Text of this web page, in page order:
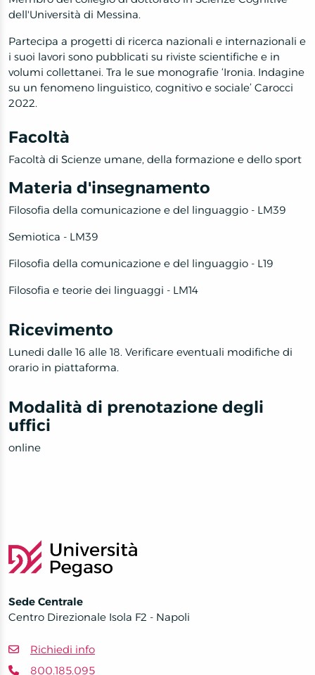
dell'Università di Messina.
Partecipa a progetti di ricerca nazionali e internazionali e
i suoi lavori sono pubblicati su riviste scientifiche e in
volumi collettanei. Tra le sue monografie ‘Ironia. Indagine
su un fenomeno linguistico, cognitivo e sociale’ Carocci
2022.
Facoltà
Facoltà di Scienze umane, della formazione e dello sport
Materia d'insegnamento
Filosofia della comunicazione e del linguaggio - LM39
Semiotica - LM39
Filosofia della comunicazione e del linguaggio - L19
Filosofia e teorie dei linguaggi - LM14
Ricevimento
Lunedi dalle 16 alle 18. Verificare eventuali modifiche di
orario in piattaforma.
Modalità di prenotazione degli
uffici
online
Sede Centrale
Centro Direzionale Isola F2 - Napoli
Richiedi info
800.185.095